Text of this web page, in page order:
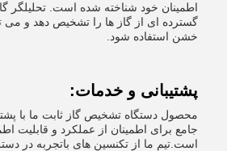
اطمینان خود شناخته شده است. تحلیلگر
گسترده ای از گاز ها را تشخیص دهد و می
خشن استفاده شود.
پشتیبانی و خدمات:
محصول دستگاه تشخیص گاز ثابت ما با
جامع برای اطمینان از عملکرد و قابلیت
است.تیم ما از تکنسین های باتجربه در